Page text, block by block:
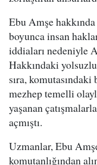
Ebu Amşe
boyunca insan
iddiaları nedeniyle
Hakkındaki
sıra,
mezhep temelli
yaşanan
açmıştı.
Uzmanlar, Ebu
komutanlığından